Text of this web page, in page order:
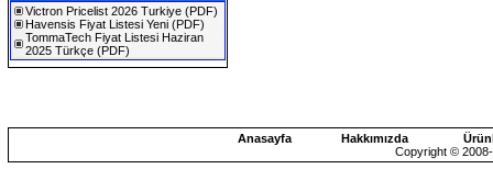
Victron Pricelist 2026 Turkiye (PDF)
Havensis Fiyat Listesi Yeni (PDF)
TommaTech Fiyat Listesi Haziran
2025 Türkçe (PDF)
Anasayfa Hakkımızda
Copyright ©